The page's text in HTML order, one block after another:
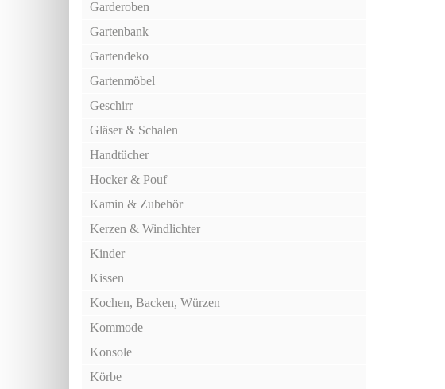
Garderoben
Gartenbank
Gartendeko
Gartenmöbel
Geschirr
Gläser & Schalen
Handtücher
Hocker & Pouf
Kamin & Zubehör
Kerzen & Windlichter
Kinder
Kissen
Kochen, Backen, Würzen
Kommode
Konsole
Körbe